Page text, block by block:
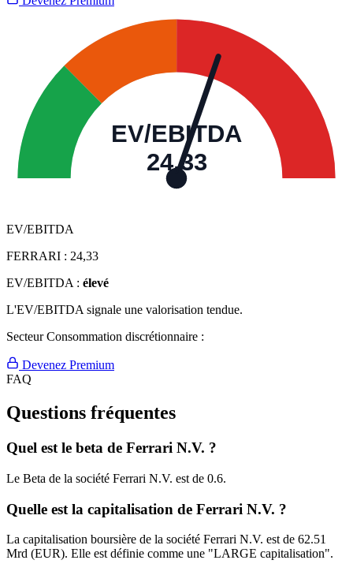
EV/EBITDA
24,33
EV/EBITDA
FERRARI : 24,33
EV/EBITDA : élevé
L'EV/EBITDA signale une valorisation tendue.
Secteur Consommation discrétionnaire :
Devenez Premium
FAQ
Questions fréquentes
Quel est le beta de Ferrari N.V. ?
Le Beta de la société Ferrari N.V. est de 0.6.
Quelle est la capitalisation de Ferrari N.V. ?
La capitalisation boursière de la société Ferrari N.V. est de 62.51
Mrd (EUR). Elle est définie comme une "LARGE capitalisation".